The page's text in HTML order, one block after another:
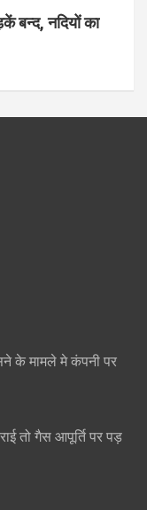
बन्द, नदियों का
के मामले मे कंपनी पर
तो गैस आपूर्ति पर पड़